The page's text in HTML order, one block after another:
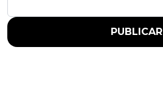
PUBLICAR